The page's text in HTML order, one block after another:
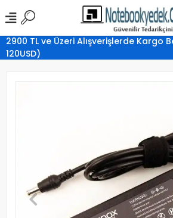
2900 TL ve Üzeri Alışverişlerde Kargo
120USD)